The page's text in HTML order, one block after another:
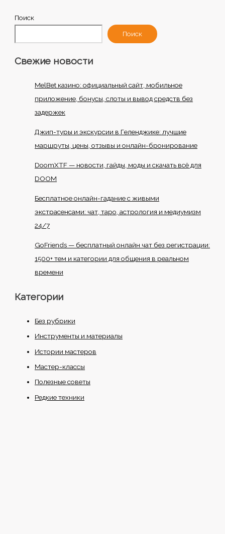
Поиск
Поиск
Свежие новости
MelBet казино: официальный сайт, мобильное
приложение, бонусы, слоты и вывод средств без
задержек
Джип-туры и экскурсии в Геленджике: лучшие
маршруты, цены, отзывы и онлайн-бронирование
DoomXTF — новости, гайды, моды и скачать всё для
DOOM
Бесплатное онлайн-гадание с живыми
экстрасенсами: чат, таро, астрология и медиумизм
24/7
GoFriends — бесплатный онлайн чат без регистрации:
1500+ тем и категории для общения в реальном
времени
Категории
Без рубрики
Инструменты и материалы
Истории мастеров
Мастер-классы
Полезные советы
Редкие техники